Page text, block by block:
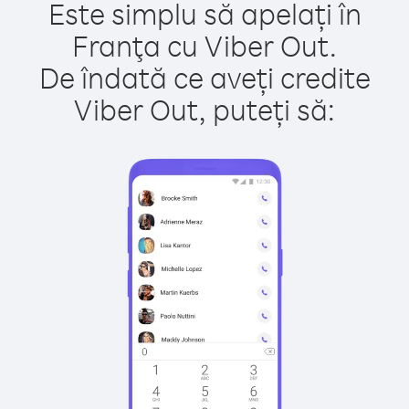
Este simplu să apelați în
Franţa cu Viber Out.
De îndată ce aveți credite
Viber Out, puteți să: